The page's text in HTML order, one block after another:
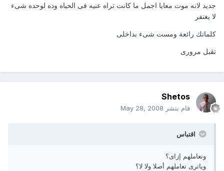
جديد لانه موت معايا اجمل ما كانت تراه عنيه فى الحياه وده لوحده شىء
لا يغتفر
كلماتك رائعة ومست شىء بداخلى
تقبل مرورى
Shetos
قام بنشر May 28, 2008
اقتباس
ونعاملهم إزاى؟
وياترى نعاملهم أصلا ولا لا؟